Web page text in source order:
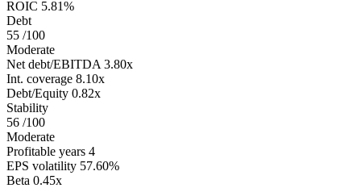
ROIC 5.81%
Debt
55 /100
Moderate
Net debt/EBITDA 3.80x
Int. coverage 8.10x
Debt/Equity 0.82x
Stability
56 /100
Moderate
Profitable years 4
EPS volatility 57.60%
Beta 0.45x